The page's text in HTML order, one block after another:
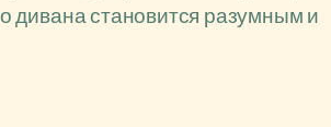
дивана становится разумным и